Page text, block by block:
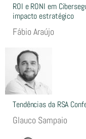
ROI e RONI em
impacto estratégico
Fábio Araújo
Tendências da RSA
Glauco Sampaio